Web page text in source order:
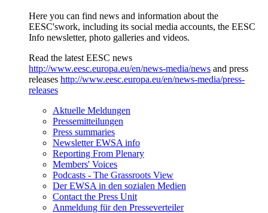
Here you can find news and information about the
EESC'swork, including its social media accounts, the EESC
Info newsletter, photo galleries and videos.
Read the latest EESC news
http://www.eesc.europa.eu/en/news-media/news and press
releases http://www.eesc.europa.eu/en/news-media/press-
releases
Aktuelle Meldungen
Pressemitteilungen
Press summaries
Newsletter EWSA info
Reporting From Plenary
Members' Voices
Podcasts - The Grassroots View
Der EWSA in den sozialen Medien
Contact the Press Unit
Anmeldung für den Presseverteiler